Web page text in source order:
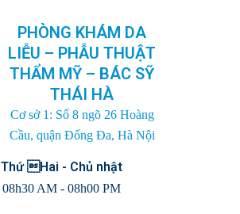
PHÒNG KHÁM DA
LIỄU – PHẪU THUẬT
THẨM MỸ – BÁC SỸ
THÁI HÀ
Cơ sở 1: Số 8 ngõ 26 Hoàng
Cầu, quận Đống Đa, Hà Nội
Thứ Hai - Chủ nhật
08h30 AM - 08h00 PM